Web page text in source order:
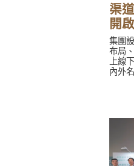
渠
開
集團
布局
上線
內外
物無
為書